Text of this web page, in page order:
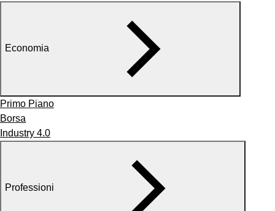
Economia
Primo Piano
Borsa
Industry 4.0
Professioni